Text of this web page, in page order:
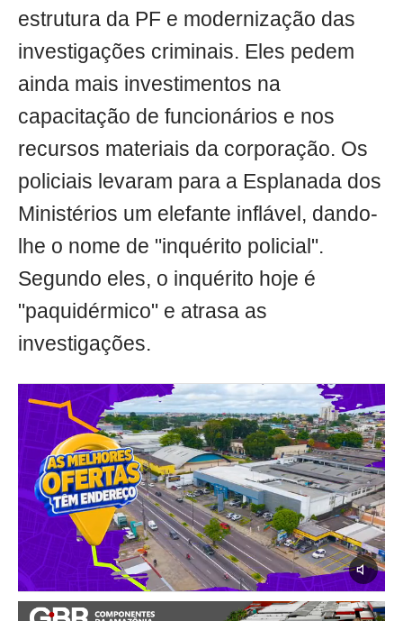
estrutura da PF e modernização das
investigações criminais. Eles pedem
ainda mais investimentos na
capacitação de funcionários e nos
recursos materiais da corporação. Os
policiais levaram para a Esplanada dos
Ministérios um elefante inflável, dando-
lhe o nome de "inquérito policial".
Segundo eles, o inquérito hoje é
"paquidérmico" e atrasa as
investigações.